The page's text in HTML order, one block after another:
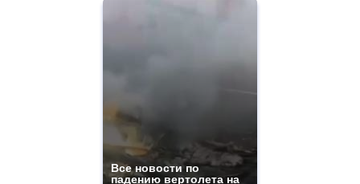
Все новости по
падению вертолета на